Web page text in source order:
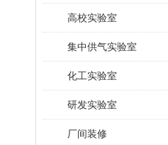
高校实验室
集中供气实验室
化工实验室
研发实验室
厂间装修